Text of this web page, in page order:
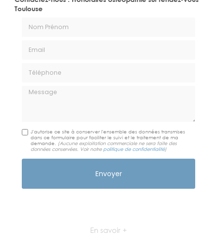
Toulouse
Message
J'autorise ce site à conserver l'ensemble des données transmises
dans ce formulaire pour faciliter le suivi et le traitement de ma
demande. (Aucune exploitation commerciale ne sera faite des
données conservées. Voir notre politique de confidentialité)
En savoir +